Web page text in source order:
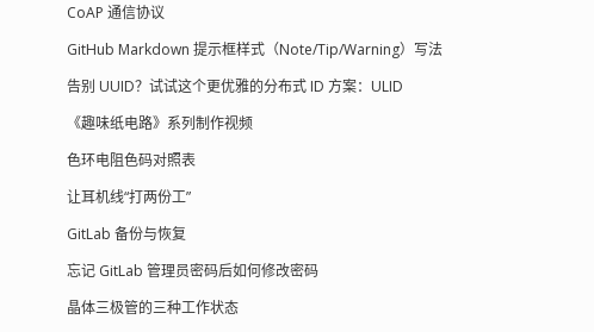
CoAP 通信协议
GitHub Markdown 提示框样式（Note/Tip/Warning）写法
告别 UUID？试试这个更优雅的分布式 ID 方案：ULID
《趣味纸电路》系列制作视频
色环电阻色码对照表
让耳机线“打两份工”
GitLab 备份与恢复
忘记 GitLab 管理员密码后如何修改密码
晶体三极管的三种工作状态